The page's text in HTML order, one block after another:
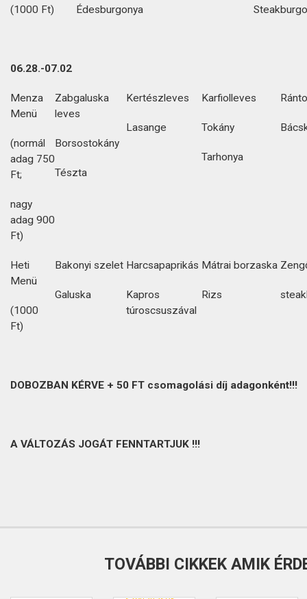
(1000 Ft) Édesburgonya
06.28.-07.02
Menza
Menü
(normál
adag 750
Ft;
nagy
adag 900
Ft)
Zabgaluska
leves
Borsostokány
Tészta
Kertészleves
Lasange
Karfiolleves
Tokány
Tarhonya
Heti
Menü
(1000
Ft)
Bakonyi szelet
Galuska
Harcsapaprikás
Kapros
túroscsuszával
Mátrai borzaska
Rizs
DOBOZBAN KÉRVE + 50 FT csomagolási díj adagonként!!!
A VÁLTOZÁS JOGÁT FENNTARTJUK !!!
TOVÁBBI CIKKEK AMIK